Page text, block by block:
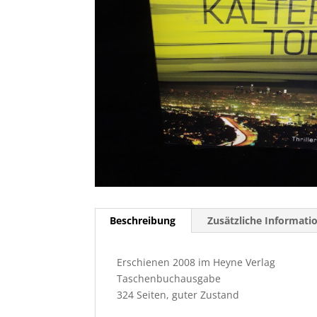
Beschreibung Zusätzliche
Erschienen 2008 im Heyne Verlag
Taschenbuchausgabe
324 Seiten, guter Zustand